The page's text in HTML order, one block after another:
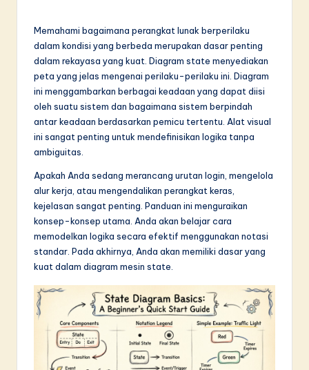
L
in
A
Memahami bagaimana perangkat lunak berperilaku
dalam kondisi yang berbeda merupakan dasar penting
dalam rekayasa yang kuat. Diagram state menyediakan
peta yang jelas mengenai perilaku-perilaku ini. Diagram
ini menggambarkan berbagai keadaan yang dapat diisi
oleh suatu sistem dan bagaimana sistem berpindah
antar keadaan berdasarkan pemicu tertentu. Alat visual
ini sangat penting untuk mendefinisikan logika tanpa
ambiguitas.
Apakah Anda sedang merancang urutan login, mengelola
alur kerja, atau mengendalikan perangkat keras,
kejelasan sangat penting. Panduan ini menguraikan
konsep-konsep utama. Anda akan belajar cara
memodelkan logika secara efektif menggunakan notasi
standar. Pada akhirnya, Anda akan memiliki dasar yang
kuat dalam diagram mesin state.